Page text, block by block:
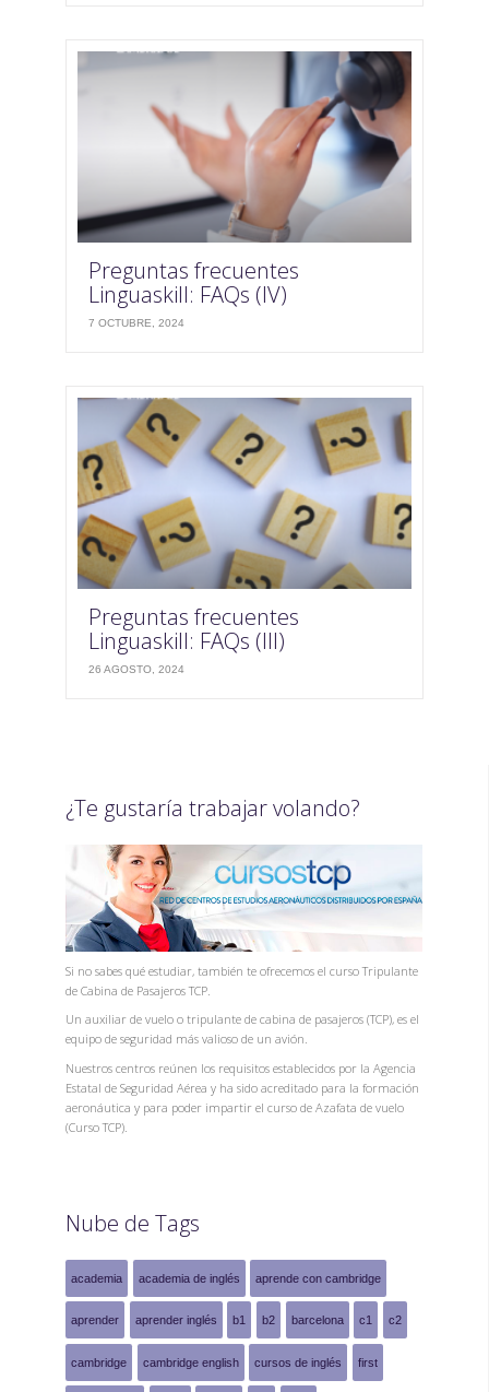
Preguntas frecuentes
Linguaskill: FAQs (IV)
7 OCTUBRE, 2024
Preguntas frecuentes
Linguaskill: FAQs (III)
26 AGOSTO, 2024
¿Te gustaría trabajar volando?
Si no sabes qué estudiar, también te ofrecemos el curso Tripulante
de Cabina de Pasajeros TCP.
Un auxiliar de vuelo o tripulante de cabina de pasajeros (TCP), es el
equipo de seguridad más valioso de un avión.
Nuestros centros reúnen los requisitos establecidos por la Agencia
Estatal de Seguridad Aérea y ha sido acreditado para la formación
aeronáutica y para poder impartir el curso de Azafata de vuelo
(Curso TCP).
Nube de Tags
academia academia de inglés aprende con cambridge
aprender aprender inglés b1 b2 barcelona c1 c2
cambridge cambridge english cursos de inglés first